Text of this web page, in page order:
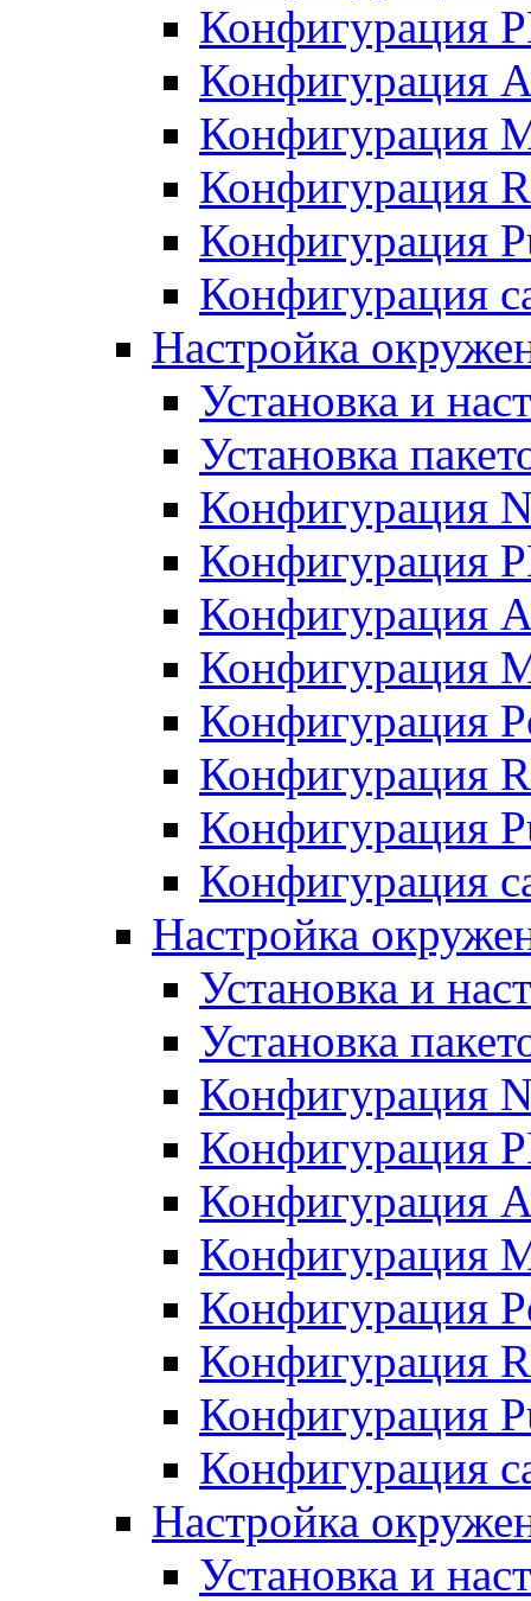
Конфигурация
Конфигурация
Конфигурация
Конфигурация
Конфигурация
Конфигурация
Настройка
Установка и
Установка
Конфигурация
Конфигурация
Конфигурация
Конфигурация
Конфигурация
Конфигурация
Конфигурация
Конфигурация
Настройка
Установка и
Установка
Конфигурация
Конфигурация
Конфигурация
Конфигурация
Конфигурация
Конфигурация
Конфигурация
Конфигурация
Настройка
Установка и